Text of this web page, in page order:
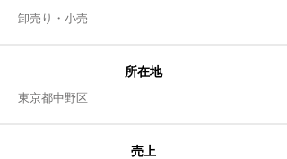
卸売り・小売​
所在地
​東京都中野区
売上